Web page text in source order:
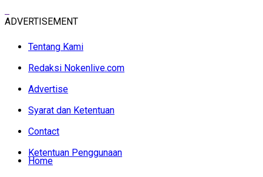
ADVERTISEMENT
Tentang Kami
Redaksi Nokenlive.com
Advertise
Syarat dan Ketentuan
Contact
Ketentuan Penggunaan
Home